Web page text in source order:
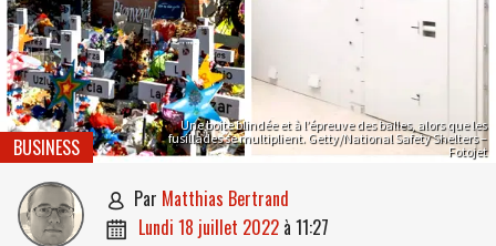
Une boite blindée et à l’épreuve des balles, alors que les
fusillades se multiplient. Getty/National Safety Shelters –
Fotojet
BUSINESS
 par Matthias Bertrand
 lundi 18 juillet 2022 à 11:27